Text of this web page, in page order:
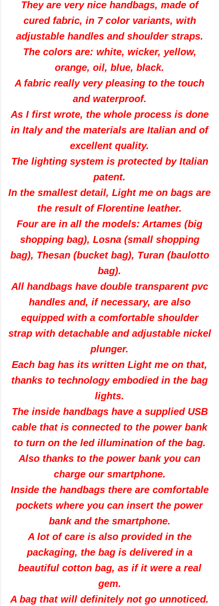
They are very nice handbags, made of
cured fabric, in 7 color variants, with
adjustable handles and shoulder straps.
The colors are: white, wicker, yellow,
orange, oil, blue, black.
A fabric really very pleasing to the touch
and waterproof.
As I first wrote, the whole process is done
in Italy and the materials are Italian and of
excellent quality.
The lighting system is protected by Italian
patent.
In the smallest detail, Light me on bags are
the result of Florentine leather.
Four are in all the models: Artames (big
shopping bag), Losna (small shopping
bag), Thesan (bucket bag), Turan (baulotto
bag).
All handbags have double transparent pvc
handles and, if necessary, are also
equipped with a comfortable shoulder
strap with detachable and adjustable nickel
plunger.
Each bag has its written Light me on that,
thanks to technology embodied in the bag
lights.
The inside handbags have a supplied USB
cable that is connected to the power bank
to turn on the led illumination of the bag.
Also thanks to the power bank you can
charge our smartphone.
Inside the handbags there are comfortable
pockets where you can insert the power
bank and the smartphone.
A lot of care is also provided in the
packaging, the bag is delivered in a
beautiful cotton bag, as if it were a real
gem.
A bag that will definitely not go unnoticed.